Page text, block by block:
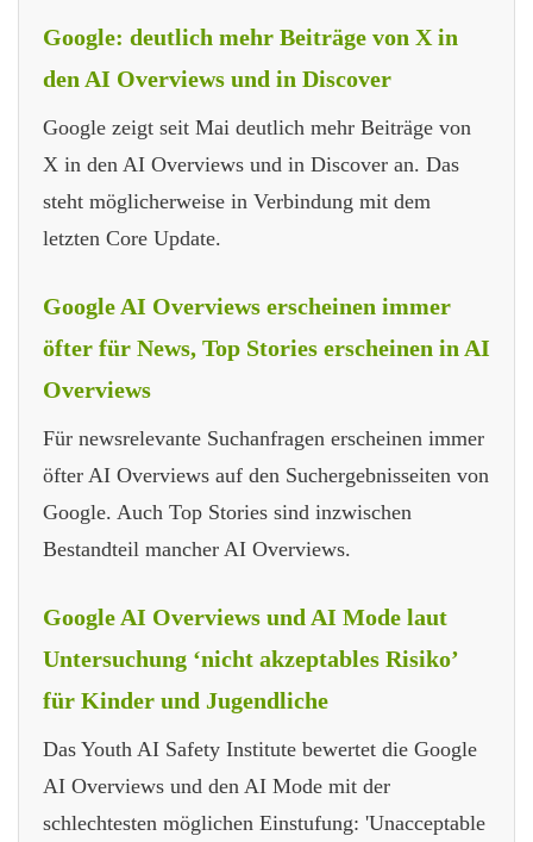
Google: deutlich mehr Beiträge von X in
den AI Overviews und in Discover
Google zeigt seit Mai deutlich mehr Beiträge von
X in den AI Overviews und in Discover an. Das
steht möglicherweise in Verbindung mit dem
letzten Core Update.
Google AI Overviews erscheinen immer
öfter für News, Top Stories erscheinen in AI
Overviews
Für newsrelevante Suchanfragen erscheinen immer
öfter AI Overviews auf den Suchergebnisseiten von
Google. Auch Top Stories sind inzwischen
Bestandteil mancher AI Overviews.
Google AI Overviews und AI Mode laut
Untersuchung ‘nicht akzeptables Risiko’
für Kinder und Jugendliche
Das Youth AI Safety Institute bewertet die Google
AI Overviews und den AI Mode mit der
schlechtesten möglichen Einstufung: 'Unacceptable